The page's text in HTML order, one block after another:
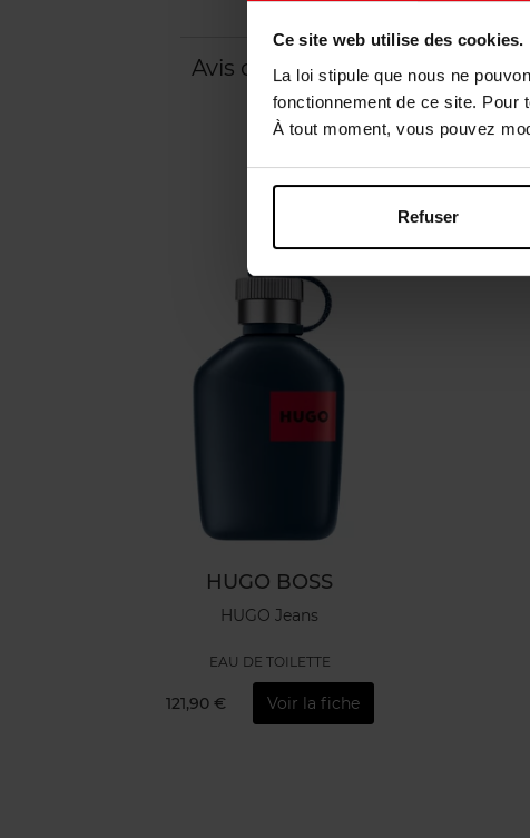
Ce site web utilise des cookies.
La loi stipule que nous ne
fonctionnement de ce site. Pour
À tout moment, vous pouvez
Refuser
Avis client Politique relative aux avis
HUGO BOSS
HUGO Jeans
EAU DE TOILETTE
121,90 € Voir la fiche